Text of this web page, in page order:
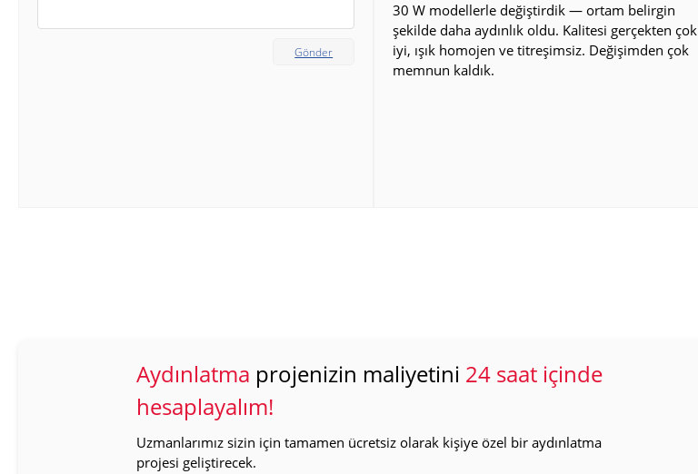
Gönder
30 W modellerle değiştirdik — ortam belirgin
şekilde daha aydınlık oldu. Kalitesi gerçekten çok
iyi, ışık homojen ve titreşimsiz. Değişimden çok
memnun kaldık.
Aydınlatma projenizin maliyetini 24 saat içinde
hesaplayalım!
Uzmanlarımız sizin için tamamen ücretsiz olarak kişiye özel bir aydınlatma
projesi geliştirecek.